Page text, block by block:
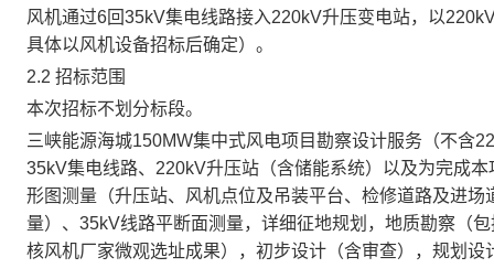
风机通过6回35kV集电线路接入220kV升压变电站，以
具体以风机设备招标后确定）。
2.2 招标范围
本次招标不划分标段。
三峡能源海城150MW集中式风电项目勘察设计服务（不含
35kV集电线路、220kV升压站（含储能系统）以及为完成
形图测量（升压站、风机点位及吊装平台、检修道路及进
量）、35kV线路平断面测量，详细征地规划，地质勘察（
核风机厂家微观选址成果），初步设计（含审查），规划